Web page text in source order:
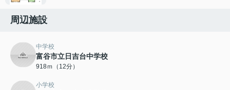
周辺施設
中学校
富谷市立日吉台中学校
918ｍ（12分）
小学校